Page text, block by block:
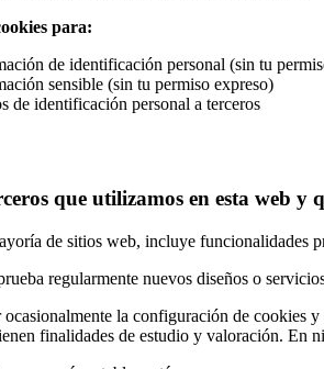
para:
de identificación personal (sin tu
sensible (sin tu permiso expreso)
de identificación personal a terceros
que utilizamos en esta web y
de sitios web, incluye funcionalidades
regularmente nuevos diseños o
la configuración de cookies
finalidades de estudio y valoración. En